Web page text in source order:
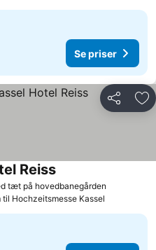
Se priser
Del
tæt på hovedbanegården
Reiss
til Hochzeitsmesse Kassel